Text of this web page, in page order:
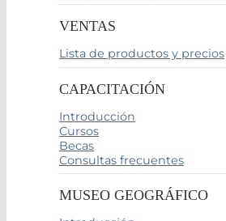
VENTAS
Lista de productos y precios
CAPACITACIÓN
Introducción
Cursos
Becas
Consultas frecuentes
MUSEO GEOGRÁFICO